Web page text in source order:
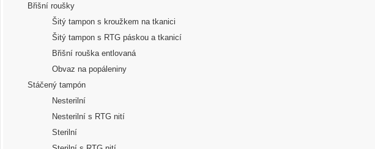
Břišní roušky
Šitý tampon s kroužkem na tkanici
Šitý tampon s RTG páskou a tkanicí
Břišní rouška entlovaná
Obvaz na popáleniny
Stáčený tampón
Nesterilní
Nesterilní s RTG nití
Sterilní